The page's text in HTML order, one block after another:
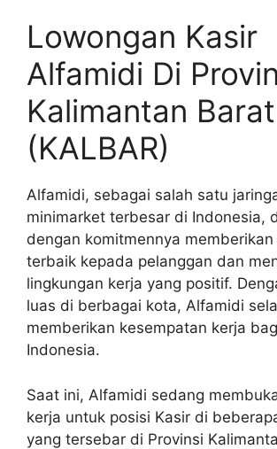
Lowongan Kasir
Alfamidi Di
Kalimantan Barat
(KALBAR)
Alfamidi, sebagai salah satu
minimarket terbesar di Indonesia,
dengan komitmennya memberikan
terbaik kepada pelanggan dan
lingkungan kerja yang positif.
luas di berbagai kota, Alfamidi
memberikan kesempatan kerja
Indonesia.
Saat ini, Alfamidi sedang
kerja untuk posisi Kasir di
yang tersebar di Provinsi